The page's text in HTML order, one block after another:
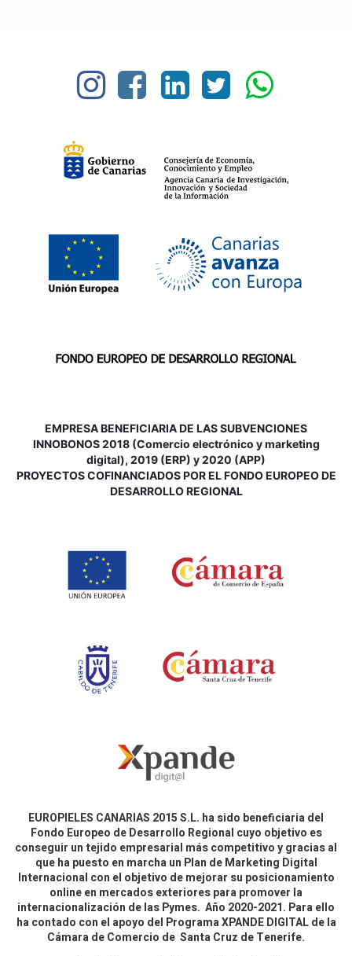
EMPRESA BENEFICIARIA DE LAS SUBVENCIONES
INNOBONOS 2018 (Comercio electrónico y marketing
digital), 2019 (ERP) y 2020 (APP)
PROYECTOS COFINANCIADOS POR EL FONDO EUROPEO DE
DESARROLLO REGIONAL
EUROPIELES CANARIAS 2015 S.L. ha sido beneficiaria del
Fondo Europeo de Desarrollo Regional cuyo objetivo es
conseguir un tejido empresarial más competitivo y gracias al
que ha puesto en marcha un Plan de Marketing Digital
Internacional con el objetivo de mejorar su posicionamiento
online en mercados exteriores para promover la
internacionalización de las Pymes. Año 2020-2021. Para ello
ha contado con el apoyo del Programa XPANDE DIGITAL de la
Cámara de Comercio de Santa Cruz de Tenerife.